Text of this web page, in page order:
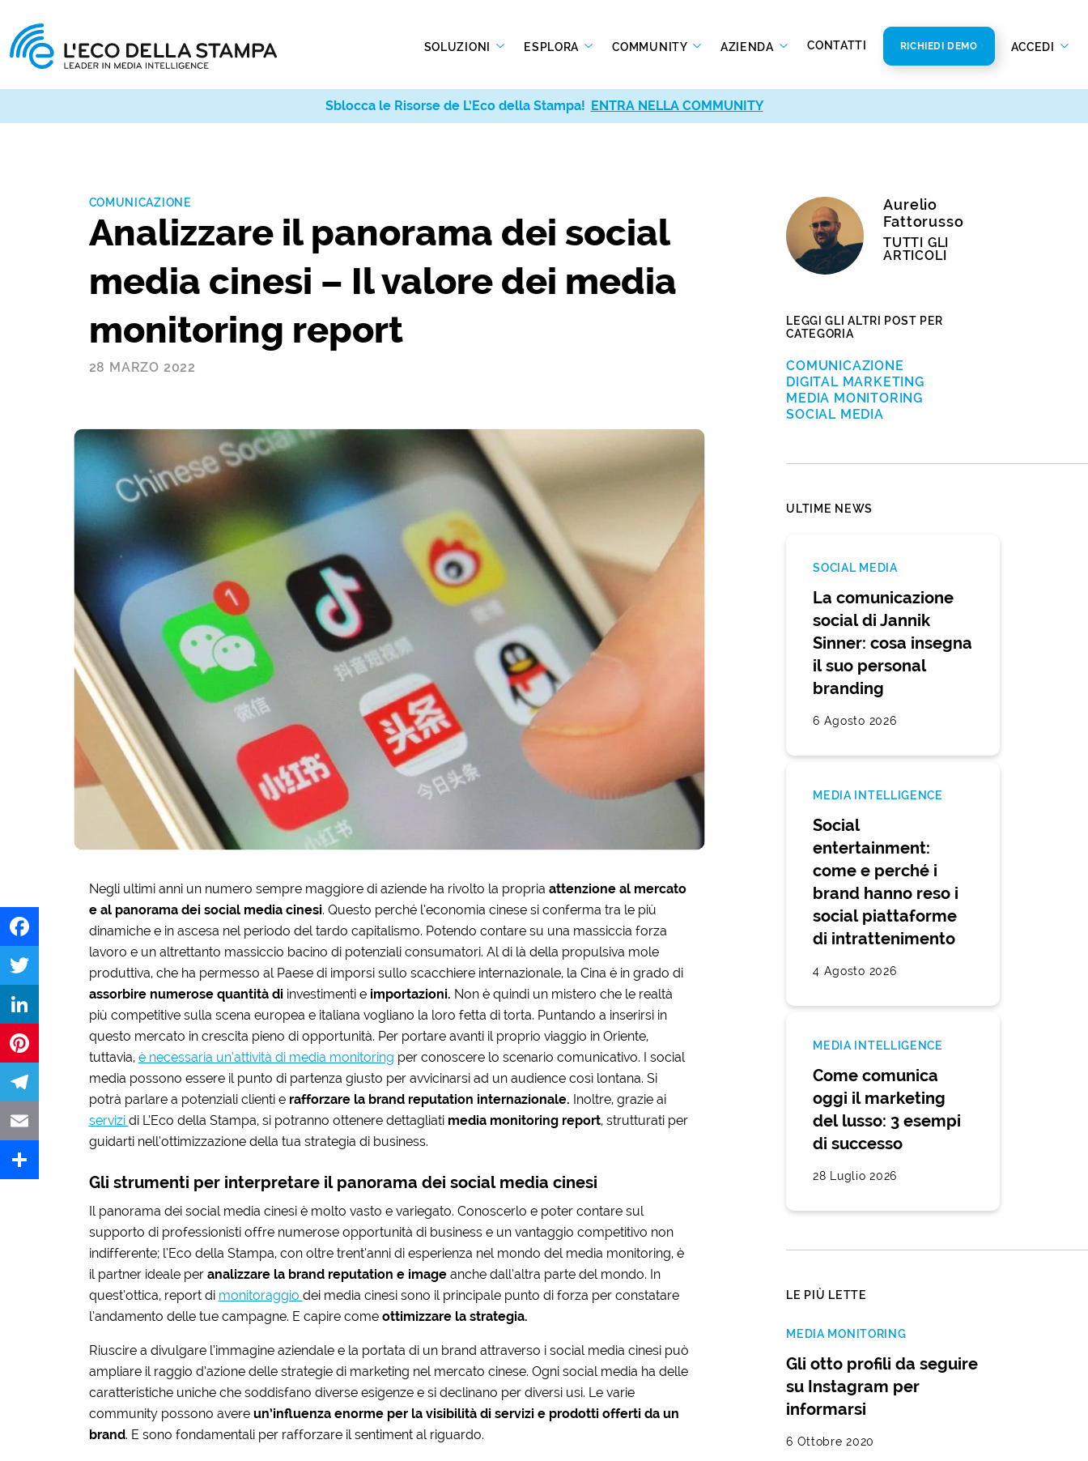
SOLUZIONI ESPLORA COMMUNITY AZIENDA CONTATTI RICHIEDI DEMO ACCEDI
Facebook
Twitter
LinkedIn
Pinterest
Telegram
Email
COMUNICAZIONE
Analizzare il panorama dei social
media cinesi – Il valore dei media
monitoring report
28 MARZO 2022
Negli ultimi anni un numero sempre maggiore di aziende ha rivolto la propria attenzione al mercato
e al panorama dei social media cinesi. Questo perché l’economia cinese si conferma tra le più
dinamiche e in ascesa nel periodo del tardo capitalismo. Potendo contare su una massiccia forza
lavoro e un altrettanto massiccio bacino di potenziali consumatori. Al di là della propulsiva mole
produttiva, che ha permesso al Paese di imporsi sullo scacchiere internazionale, la Cina è in grado di
assorbire numerose quantità diinvestimenti e importazioni. Non è quindi un mistero che le realtà
più competitive sulla scena europea e italiana vogliano la loro fetta di torta. Puntando a inserirsi in
questo mercato in crescita pieno di opportunità. Per portare avanti il proprio viaggio in Oriente,
tuttavia, è necessaria un’attività di media monitoring per conoscere lo scenario comunicativo. I social
media possono essere il punto di partenza giusto per avvicinarsi ad un audience così lontana. Si
potrà parlare a potenziali clienti e rafforzare la brand reputation internazionale. Inoltre, grazie ai
servizi di L’Eco della Stampa, si potranno ottenere dettagliatimedia monitoring report, strutturati per
guidarti nell’ottimizzazione della tua strategia di business.
Gli strumenti per interpretare il panorama dei social media cinesi
Il panorama dei social media cinesi è molto vasto e variegato. Conoscerlo e poter contare sul
supporto di professionisti offre numerose opportunità di business e un vantaggio competitivo non
indifferente; l’Eco della Stampa, con oltre trent’anni di esperienza nel mondo del media monitoring, è
il partner ideale per analizzare la brand reputation e imageanche dall’altra parte del mondo. In
quest’ottica, report di monitoraggio dei media cinesi sono il principale punto di forza per constatare
l’andamento delle tue campagne. E capire come ottimizzare la strategia.
Riuscire a divulgare l’immagine aziendale e la portata di un brand attraverso i social media cinesi può
ampliare il raggio d’azione delle strategie di marketing nel mercato cinese. Ogni social media ha delle
caratteristiche uniche che soddisfano diverse esigenze e si declinano per diversi usi. Le varie
community possono avere un’influenza enorme per la visibilità di servizi e prodotti offerti da un
brand. E sono fondamentali per rafforzare il sentiment al riguardo.
Aurelio
Fattorusso
TUTTI GLI
ARTICOLI
LEGGI GLI ALTRI POST PER
CATEGORIA
COMUNICAZIONE
DIGITAL MARKETING
MEDIA MONITORING
SOCIAL MEDIA
ULTIME NEWS
SOCIAL MEDIA
La comunicazione
social di Jannik
Sinner: cosa insegna
il suo personal
branding
6 Agosto 2026
MEDIA INTELLIGENCE
Social
entertainment:
come e perché i
brand hanno reso i
social piattaforme
di intrattenimento
4 Agosto 2026
MEDIA INTELLIGENCE
Come comunica
oggi il marketing
del lusso: 3 esempi
di successo
28 Luglio 2026
LE PIÙ LETTE
MEDIA MONITORING
Gli otto profili da seguire
su Instagram per
informarsi
6 Ottobre 2020
Sblocca le Risorse de L’Eco della Stampa! ENTRA NELLA COMMUNITY